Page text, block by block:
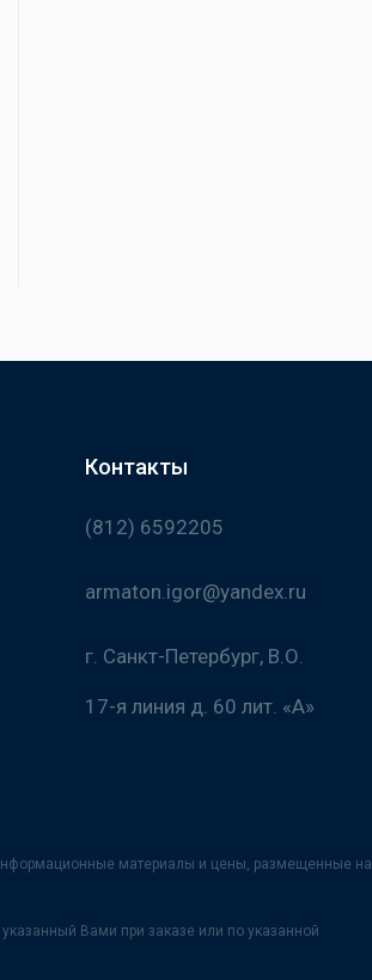
Контакты
(812) 6592205
armaton.igor@yandex.ru
г. Санкт-Петербург, В.О.
17-я линия д. 60 лит. «А»
материалы и цены, размещенные на
Вами при заказе или по указанной